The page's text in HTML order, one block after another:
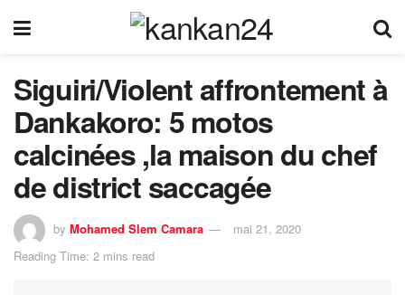
Siguiri/Violent affrontement à
Dankakoro: 5 motos
calcinées ,la maison du chef
de district saccagée
by Mohamed Slem Camara
mai 21, 2020
Reading Time: 2 mins read